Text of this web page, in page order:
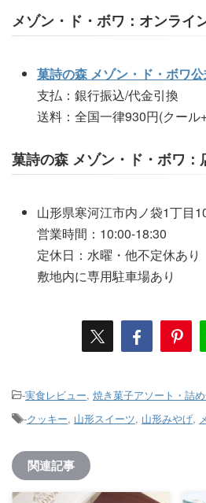
メゾン・ド・ボワ：オンライ
菓詩の森 メゾン・ド・ボワ
支払：銀行振込/代金引換
送料：全国一律930円(クール
菓詩の森 メゾン・ド・ボワ：
山形県寒河江市内ノ袋1丁目
営業時間：10:00-18:30
定休日：水曜・他不定休あり
敷地内に専用駐車場あり
-実食レビュー, 焼き菓子アソート・詰
-クッキー, 山形スイーツ, 山形みやげ,
関連記事